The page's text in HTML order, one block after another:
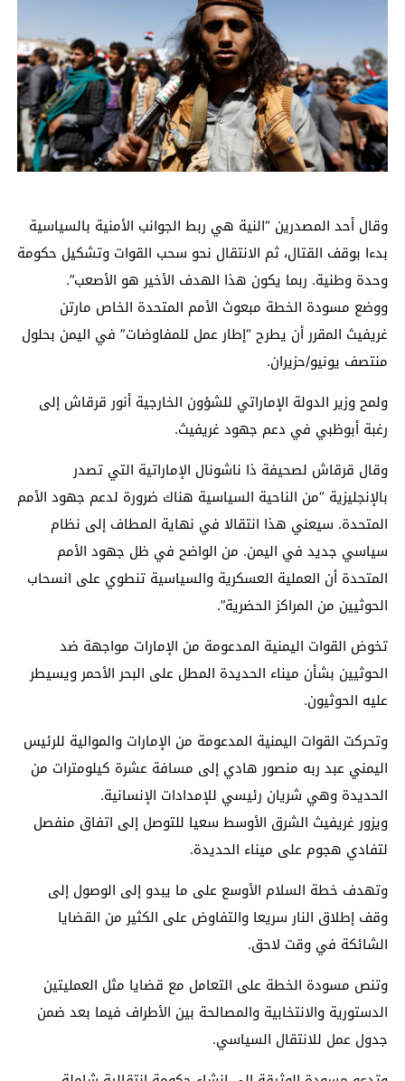
وقال أحد المصدرين “النية هي ربط الجوانب الأمنية بالسياسية
بدءا بوقف القتال، ثم الانتقال نحو سحب القوات وتشكيل حكومة
وحدة وطنية. ربما يكون هذا الهدف الأخير هو الأصعب”.
ووضع مسودة الخطة مبعوث الأمم المتحدة الخاص مارتن
غريفيث المقرر أن يطرح “إطار عمل للمفاوضات” في اليمن بحلول
منتصف يونيو/حزيران.
ولمح وزير الدولة الإماراتي للشؤون الخارجية أنور قرقاش إلى
رغبة أبوظبي في دعم جهود غريفيث.
وقال قرقاش لصحيفة ذا ناشونال الإماراتية التي تصدر
بالإنجليزية “من الناحية السياسية هناك ضرورة لدعم جهود الأمم
المتحدة. سيعني هذا انتقالا في نهاية المطاف إلى نظام
سياسي جديد في اليمن. من الواضح في ظل جهود الأمم
المتحدة أن العملية العسكرية والسياسية تنطوي على انسحاب
الحوثيين من المراكز الحضرية”.
تخوض القوات اليمنية المدعومة من الإمارات مواجهة ضد
الحوثيين بشأن ميناء الحديدة المطل على البحر الأحمر ويسيطر
عليه الحوثيون.
وتحركت القوات اليمنية المدعومة من الإمارات والموالية للرئيس
اليمني عبد ربه منصور هادي إلى مسافة عشرة كيلومترات من
الحديدة وهي شريان رئيسي للإمدادات الإنسانية.
ويزور غريفيث الشرق الأوسط سعيا للتوصل إلى اتفاق منفصل
لتفادي هجوم على ميناء الحديدة.
وتهدف خطة السلام الأوسع على ما يبدو إلى الوصول إلى
وقف إطلاق النار سريعا والتفاوض على الكثير من القضايا
الشائكة في وقت لاحق.
وتنص مسودة الخطة على التعامل مع قضايا مثل العمليتين
الدستورية والانتخابية والمصالحة بين الأطراف فيما بعد ضمن
جدول عمل للانتقال السياسي.